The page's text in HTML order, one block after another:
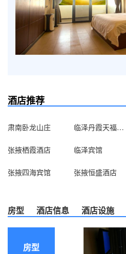
酒店推荐
肃南卧龙山庄 临泽丹霞天福农家乐
张掖栖霞酒店 临泽宾馆
张掖四海宾馆 张掖恒盛酒店
房型 酒店信息 酒店设施
房型